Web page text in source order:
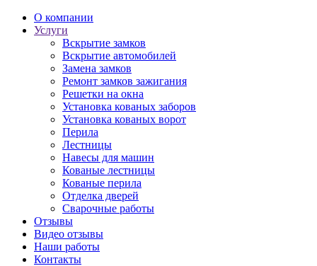
О компании
Услуги
Вскрытие замков
Вскрытие автомобилей
Замена замков
Ремонт замков зажигания
Решетки на окна
Установка кованых заборов
Установка кованых ворот
Перила
Лестницы
Навесы для машин
Кованые лестницы
Кованые перила
Отделка дверей
Сварочные работы
Отзывы
Видео отзывы
Наши работы
Контакты